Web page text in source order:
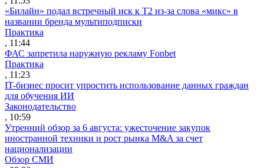
«Билайн» подал встречный иск к Т2 из-за слова «микс» в
названии бренда мультиподписки
Практика
, 11:44
ФАС запретила наружную рекламу Fonbet
Практика
, 11:23
IT-бизнес просит упростить использование данных граждан
для обучения ИИ
Законодательство
, 10:59
Утренний обзор за 6 августа: ужесточение закупок
иностранной техники и рост рынка M&A за счет
национализации
Обзор СМИ